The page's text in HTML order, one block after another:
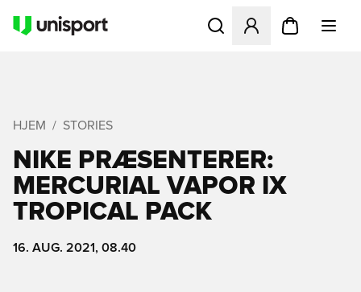
Åbner en Modal til at
HJEM STORIES
NIKE PRÆSENTERER:
MERCURIAL VAPOR IX
TROPICAL PACK
16. AUG. 2021, 08.40